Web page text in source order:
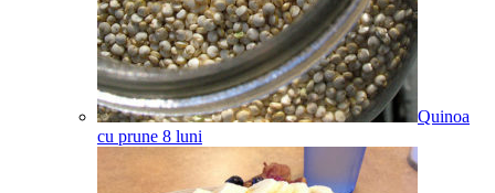
Quinoa
cu prune 8 luni